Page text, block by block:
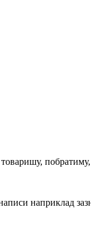
наприклад